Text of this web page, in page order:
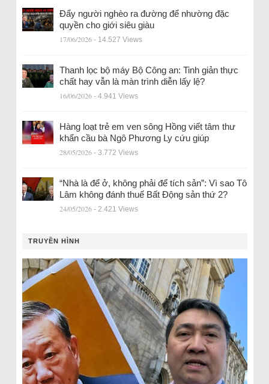
Đẩy người nghèo ra đường để nhường đặc
quyền cho giới siêu giàu
17/06/2026 - 14.527 Views
Thanh lọc bộ máy Bộ Công an: Tinh giản thực
chất hay vẫn là màn trình diễn lấy lệ?
16/06/2026 - 4.941 Views
Hàng loạt trẻ em ven sông Hồng viết tâm thư
khẩn cầu bà Ngô Phương Ly cứu giúp
28/05/2026 - 3.772 Views
“Nhà là để ở, không phải để tích sản”: Vì sao Tô
Lâm không đánh thuế Bất Động sản thứ 2?
24/05/2026 - 2.421 Views
TRUYỀN HÌNH